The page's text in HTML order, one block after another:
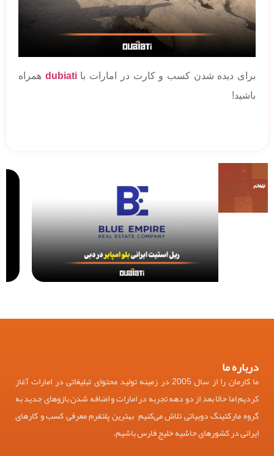
برای دیده شدن کسب و کارت در امارات باdubiati همراه
باشید!
درباره ما
ما کارمان را از سال 2005 در زمینه تولید محتوای تبلیغاتی در امارات آغاز
کردیم اما حالا بعد از دو دهه تجربه در امارات و اضافه شدن بازوهای جدید به
گروه مارکتینگ دوبیاتی تلاش می‌کنیم بهترین پلتفرم معرفی کسب و کارهای
ایرانی در کشورهای حاشیه خلیج فارس باشیم.